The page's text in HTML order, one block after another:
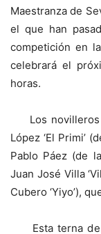
Maestranza de
el que han
competición en
celebrará el
horas.
Los novilleros
López ‘El Primi’
Pablo Páez (de
Juan José Villa
Cubero ‘Yiyo’),
Esta terna de